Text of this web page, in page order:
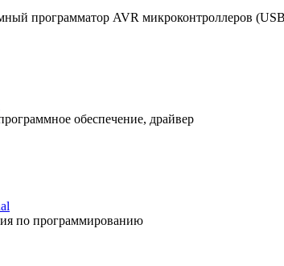
программатор AVR микроконтроллеров
обеспечение, драйвер
по программированию